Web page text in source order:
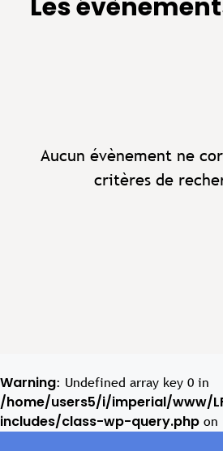
Les
Aucun évènement ne
critères de
Warning: Undefined array key 0 in
/home/users5/i/imperial/www/
includes/class-wp-query.php on